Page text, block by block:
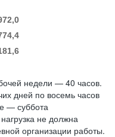
недели — 40 часов.
дней по восемь часов
— суббота
не должна
организации работы.